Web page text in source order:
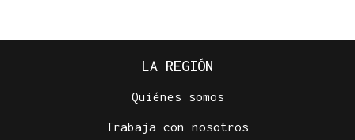
LA REGIÓN
Quiénes somos
Trabaja con nosotros